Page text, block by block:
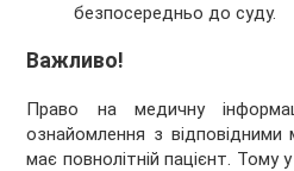
безпосередньо до суду.
Важливо!
Право на медичну
ознайомлення з
має повнолітній пацієнт. Тому